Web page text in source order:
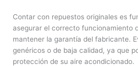
Contar con repuestos originales es
asegurar el correcto funcionamiento
mantener la garantía del fabricante.
genéricos o de baja calidad, ya que
protección de su aire acondicionado.